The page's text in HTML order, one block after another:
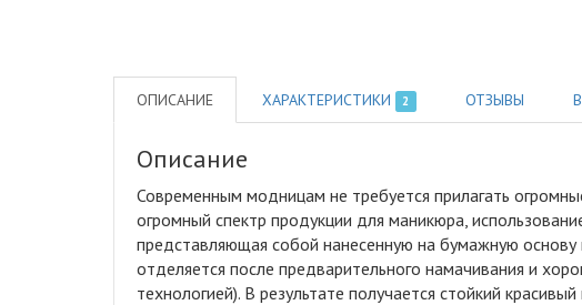
ОПИСАНИЕ ХАРАКТЕРИСТИКИ 2 ОТЗЫВЫ
Описание
Современным модницам не требуется прилагать
огромный спектр продукции для маникюра,
представляющая собой нанесенную на бумажную основу
отделяется после предварительного намачивания и
технологией). В результате получается стойкий